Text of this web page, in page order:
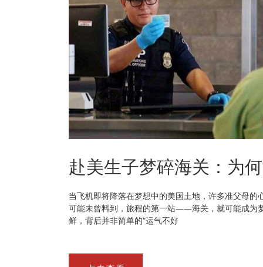
赴美生子梦碎海关：为
当飞机即将降落在梦想中的美国土地，许多准父母
可能未曾料到，旅程的第一站——海关，就可能成为
鲜，背后并非简单的“运气不好